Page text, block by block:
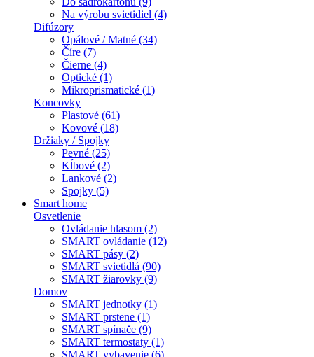
Na výrobu svietidiel (4)
Difúzory
Opálové / Matné (34)
Číre (7)
Čierne (4)
Optické (1)
Mikroprismatické (1)
Koncovky
Plastové (61)
Kovové (18)
Držiaky / Spojky
Pevné (25)
Kĺbové (2)
Lankové (2)
Spojky (5)
Smart home
Osvetlenie
Ovládanie hlasom (2)
SMART ovládanie (12)
SMART pásy (2)
SMART svietidlá (90)
SMART žiarovky (9)
Domov
SMART jednotky (1)
SMART prstene (1)
SMART spínače (9)
SMART termostaty (1)
SMART vybavenie (6)